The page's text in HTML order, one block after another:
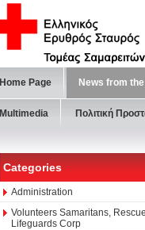
Home Page News from
Multimedia Πολιτική
Categories
Administration
Volunteers Samaritans,
Lifeguards Corp